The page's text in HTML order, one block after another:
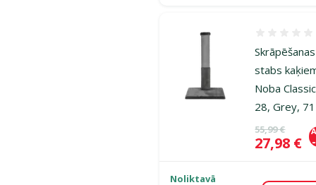
Skrāpēšanas
stabs
Noba Classic
28, Grey,
Oriģinālā
55,99 €
Cena
27,98 €
Noliktavā